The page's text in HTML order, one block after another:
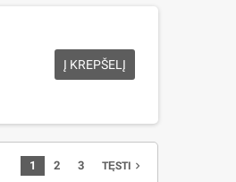
Į KREPŠELĮ
1 2 3 TĘSTI navigate_next